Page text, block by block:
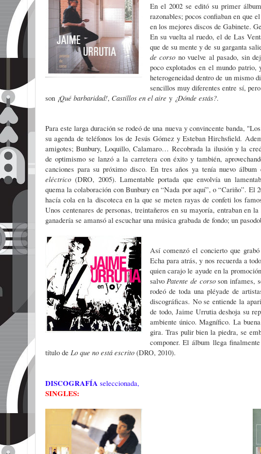
En el 2002 se editó su primer
razonables; pocos confiaban en que
en los mejores discos de Gabinete.
En su vuelta al ruedo, el de Las
que de su mente y de su garganta
de corso no vuelve al pasado, sin
poco explotados en el mundo patrio,
heterogeneidad dentro de un mismo
sencillos muy diferentes entre sí,
son ¡Qué barbaridad!, Castillos en el aire y ¿Dónde estás?.
Para este larga duración se rodeó de una nueva y convincente banda,
su agenda de teléfonos los de Jesús Gómez y Esteban Hirchsfield.
amigotes; Bunbury, Loquillo, Calamaro… Recobrada la ilusión y la
de optimismo se lanzó a la carretera con éxito y también,
canciones para su próximo disco.En tres años ya tenía nuevo álbum
eléctrico(DRO, 2005). Lamentable portada que envolvía un
quema la colaboración con Bunbury en “Nada por aquí”, o “Cariño”. El
hacía cola en la discoteca en la que se meten rayas de confeti los
Unos centenares de personas, treintañeros en su mayoría, entraban en
ganadería se amansó al escuchar una música grabada de fondo; un
Así comenzó el concierto que
Echa para atrás, y nos recuerda a
quien carajo le ayude en la
salvo Patente de corsoson infames,
rodeó de toda una pléyade de
discográficas. No se entiende la
de todo, Jaime Urrutia deshoja su
ambiente único. Magnífico. La
gira. Tras pulir bien la piedra, se
componer. El álbum llega
título de Lo que no está escrito (DRO, 2010).
DISCOGRAFÍA seleccionada,
SINGLES: